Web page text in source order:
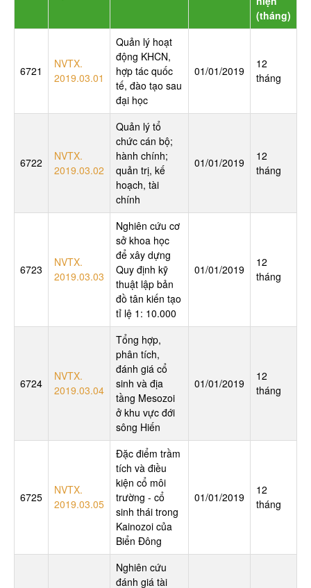
(tháng)
6721
NVTX.
2019.03.01
Quản lý hoạt
động KHCN,
hợp tác quốc
tế, đào tạo sau
đại học
01/01/2019
12
tháng
6722
NVTX.
2019.03.02
Quản lý tổ
chức cán bộ;
hành chính;
quản trị, kế
hoạch, tài
chính
01/01/2019
12
tháng
6723
NVTX.
2019.03.03
Nghiên cứu cơ
sở khoa học
để xây dựng
Quy định kỹ
thuật lập bản
đồ tân kiến tạo
tỉ lệ 1: 10.000
01/01/2019
12
tháng
6724
NVTX.
2019.03.04
Tổng hợp,
phân tích,
đánh giá cổ
sinh và địa
tầng Mesozoi
ở khu vực đới
sông Hiến
01/01/2019
12
tháng
6725
NVTX.
2019.03.05
Đặc điểm trầm
tích và điều
kiện cổ môi
trường - cổ
sinh thái trong
Kainozoi của
Biển Đông
01/01/2019
12
tháng
Nghiên cứu
đánh giá tài